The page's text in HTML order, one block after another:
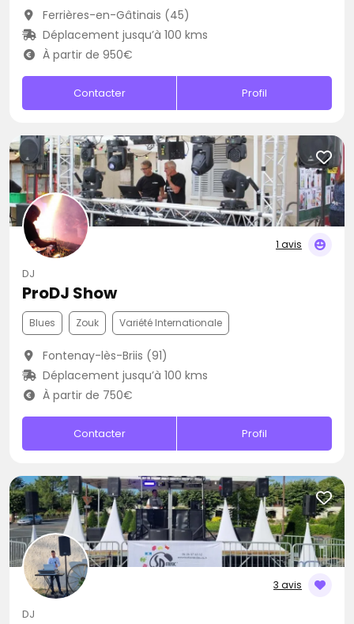
Ferrières-en-Gâtinais (45)
Déplacement jusqu’à 100 kms
À partir de 950€
Contacter Profil
1 avis
DJ
ProDJ Show
Blues Zouk Variété Internationale
Fontenay-lès-Briis (91)
Déplacement jusqu’à 100 kms
À partir de 750€
Contacter Profil
3 avis
DJ